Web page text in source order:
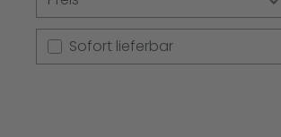
Sofort lieferbar